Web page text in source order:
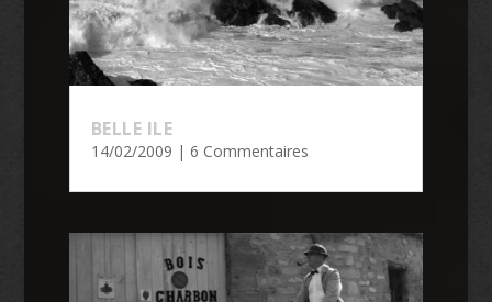
BELLE ILE
14/02/2009 | 6 Commentaires